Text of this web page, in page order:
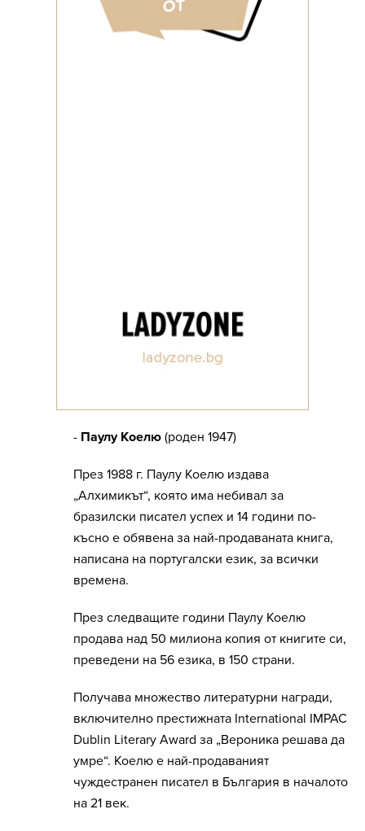
- Паулу Коелю (роден 1947)
През 1988 г. Паулу Коелю издава
„Алхимикът“, която има небивал за
бразилски писател успех и 14 години по-
късно е обявена за най-продаваната книга,
написана на португалски език, за всички
времена.
През следващите години Паулу Коелю
продава над 50 милиона копия от книгите си,
преведени на 56 езика, в 150 страни.
Получава множество литературни награди,
включително престижната International IMPAC
Dublin Literary Award за „Вероника решава да
умре“. Коелю е най-продаваният
чуждестранен писател в България в началото
на 21 век.